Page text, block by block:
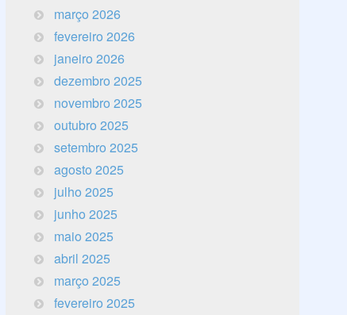
março 2026
fevereiro 2026
janeiro 2026
dezembro 2025
novembro 2025
outubro 2025
setembro 2025
agosto 2025
julho 2025
junho 2025
maio 2025
abril 2025
março 2025
fevereiro 2025